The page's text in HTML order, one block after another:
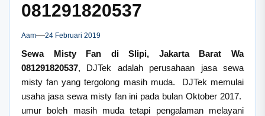
081291820537
Aam 24 Februari 2019
Sewa Misty Fan di Slipi, Jakarta Barat Wa
081291820537, DJTek adalah perusahaan jasa sewa
misty fan yang tergolong masih muda. DJTek memulai
usaha jasa sewa misty fan ini pada bulan Oktober 2017.
umur boleh masih muda tetapi pengalaman melayani